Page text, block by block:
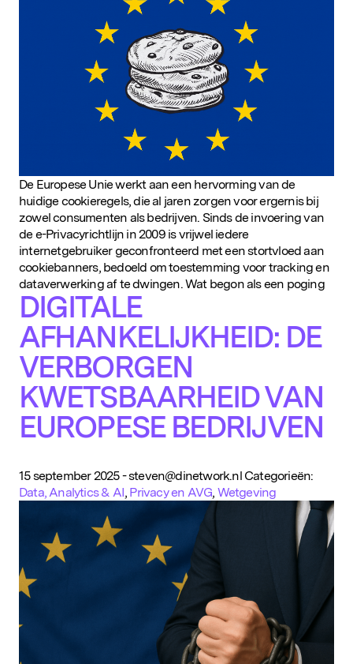
De Europese Unie werkt aan een hervorming van de
huidige cookieregels, die al jaren zorgen voor ergernis bij
zowel consumenten als bedrijven. Sinds de invoering van
de e-Privacyrichtlijn in 2009 is vrijwel iedere
internetgebruiker geconfronteerd met een stortvloed aan
cookiebanners, bedoeld om toestemming voor tracking en
dataverwerking af te dwingen. Wat begon als een poging
DIGITALE
AFHANKELIJKHEID: DE
VERBORGEN
KWETSBAARHEID VAN
EUROPESE BEDRIJVEN
15 september 2025-steven@dinetwork.nl Categorieën:
Data, Analytics & AI, Privacy en AVG, Wetgeving